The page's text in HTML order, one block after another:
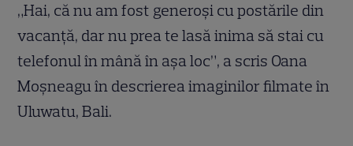
„Hai, că nu am fost generoși cu postările din
vacanță, dar nu prea te lasă inima să stai cu
telefonul în mână în așa loc”, a scris Oana
Moșneagu în descrierea imaginilor filmate în
Uluwatu, Bali.